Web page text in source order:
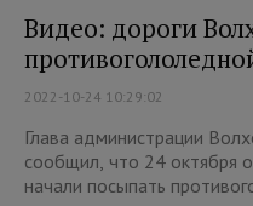
Видео: дороги
2022-10-24 10:29:02
Глава администрации
сообщил, что 24 октября
начали посыпать